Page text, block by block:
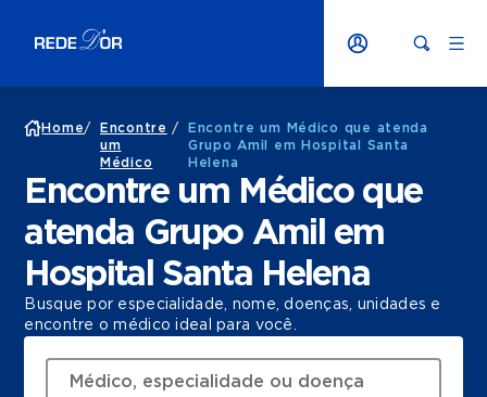
Home/
Encontre
um
Médico
/
Encontre um Médico que atenda
Grupo Amil em Hospital Santa
Helena
Encontre um Médico que
atenda Grupo Amil em
Hospital Santa Helena
Busque por especialidade, nome, doenças, unidades e
encontre o médico ideal para você.